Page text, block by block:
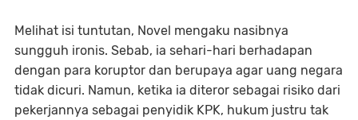
Melihat isi tuntutan, Novel mengaku nasibnya
sungguh ironis. Sebab, ia sehari-hari berhadapan
dengan para koruptor dan berupaya agar uang negara
tidak dicuri. Namun, ketika ia diteror sebagai risiko dari
pekerjannya sebagai penyidik KPK, hukum justru tak